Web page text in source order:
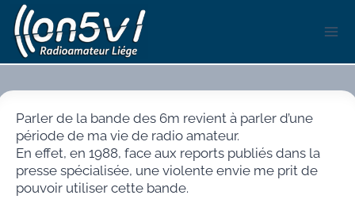
Aller
au
contenu
Parler de la bande des 6m revient à parler d’une
période de ma vie de radio amateur.
En effet, en 1988, face aux reports publiés dans la
presse spécialisée, une violente envie me prit de
pouvoir utiliser cette bande.